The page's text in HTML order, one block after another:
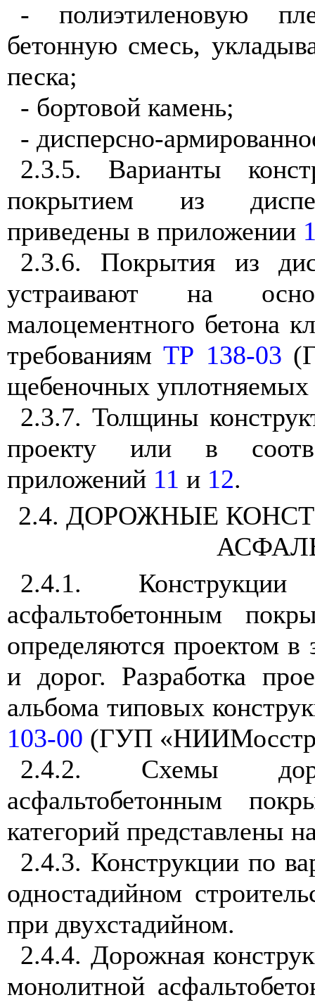
- полиэтиленовую
бетонную смесь,
песка;
- бортовой камень;
- дисперсно-
2.3.5. Варианты
покрытием из
приведены в приложении
2.3.6. Покрытия из
устраивают на
малоцементного бетона
требованиямТР 138-03
щебеночных
2.3.7. Толщины
проекту или в
приложений 11 и 12.
2.4. ДОРОЖНЫЕ
2.4.1.
асфальтобетонным
определяются проектом в
и дорог. Разработка
альбома типовых
103-00 (ГУП
2.4.2. Схемы
асфальтобетонным
категорий представлены
2.4.3. Конструкции по
одностадийном
при двухстадийном.
2.4.4. Дорожная
монолитной